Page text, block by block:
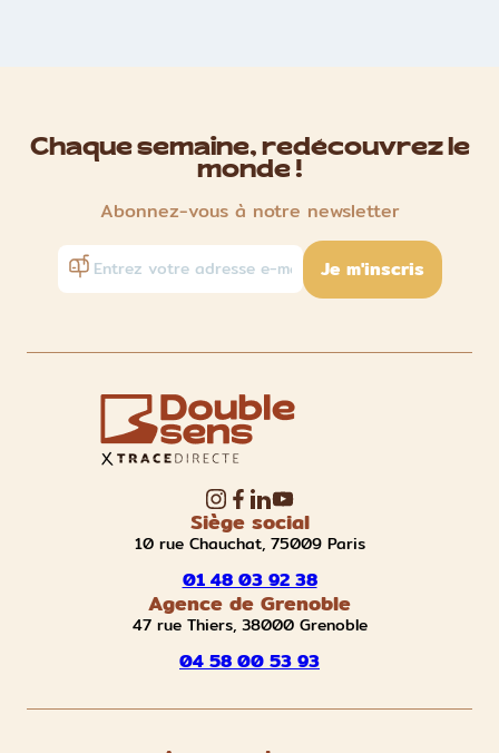
Chaque semaine, redécouvrez le
monde !
Abonnez-vous à notre newsletter
Je m'inscris
Siège social
10 rue Chauchat, 75009 Paris
01 48 03 92 38
Agence de Grenoble
47 rue Thiers, 38000 Grenoble
04 58 00 53 93